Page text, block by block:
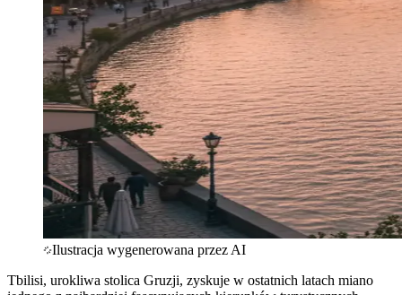
Ilustracja wygenerowana przez AI
Tbilisi, urokliwa stolica Gruzji, zyskuje w ostatnich latach miano